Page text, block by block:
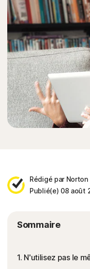
Connexion
Rédigé par Norton
Publié(e) 08 août
Sommaire
1. N'utilisez pas le